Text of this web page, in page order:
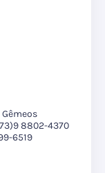
8802-4370
6519